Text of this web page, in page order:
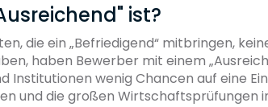
ist?
die ein „Befriedigend“ mitbringen,
haben Bewerber mit einem
Institutionen wenig Chancen auf eine
und die großen Wirtschaftsprüfungen